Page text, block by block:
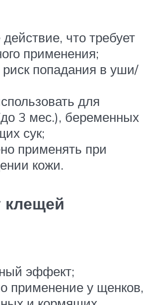
действие, что требует
применения;
попадания в уши/
для
3 мес.), беременных
сук;
применять при
кожи.
клещей
эффект;
применение у щенков,